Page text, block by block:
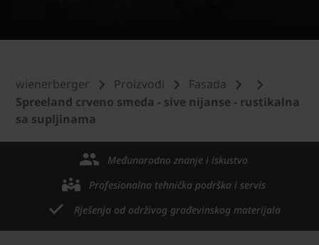
wienerberger Proizvodi
Fasada
Spreeland crveno smeda - sive nijanse - rustikalna
sa supljinama
Međunarodno znanje i iskustvo
Profesionalna tehnička podrška i servis
Rješenja od održivog građevinskog materijala